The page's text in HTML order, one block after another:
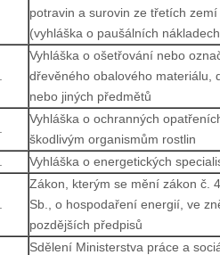
potravin a surovin ze třetích zemí
(vyhláška o paušálních
Vyhláška o ošetřování nebo
dřevěného obalového materiálu,
nebo jiných předmětů
Vyhláška o ochranných
škodlivým organismům rostlin
Vyhláška o energetických
Zákon, kterým se mění zákon č.
Sb., o hospodaření energií, ve
pozdějších předpisů
Sdělení Ministerstva práce a